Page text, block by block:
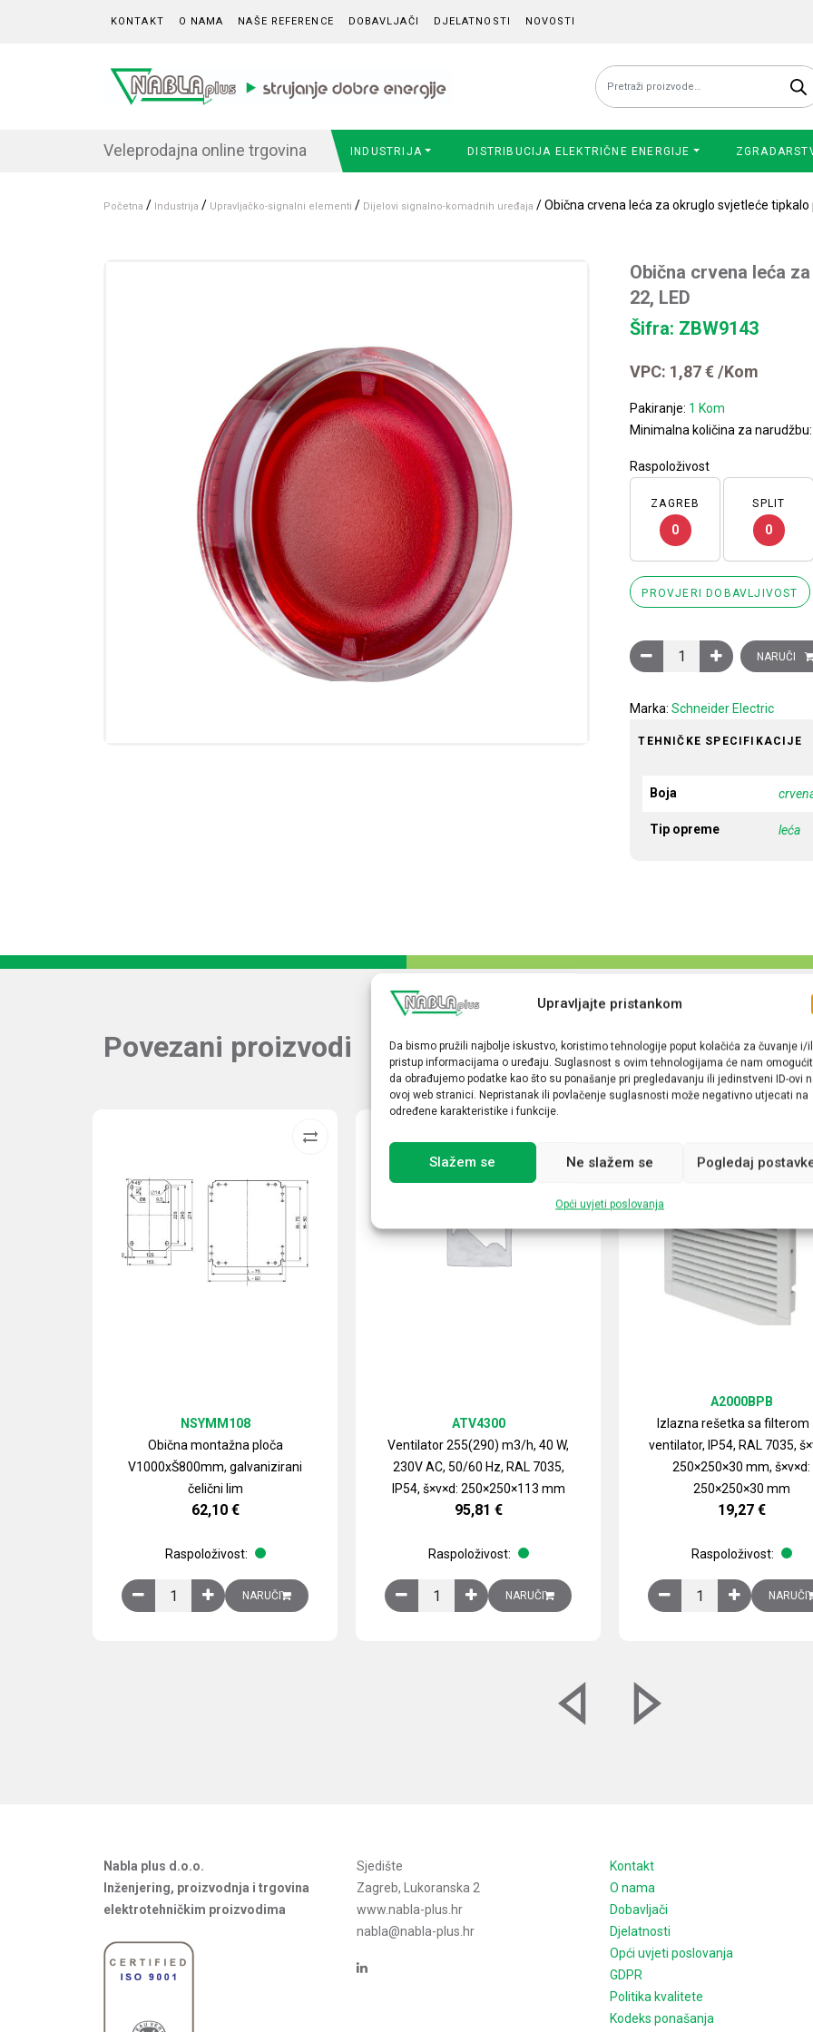
Upravljajte pristankom
Da bismo pružili najbolje iskustvo, koristimo tehnologije poput kolačića za čuvanje i/
pristup informacijama o uređaju. Suglasnost s ovim tehnologijama će nam
da obrađujemo podatke kao što su ponašanje pri pregledavanju ili jedinstveni ID-ovi
ovoj web stranici. Nepristanak ili povlačenje suglasnosti može negativno utjecati na
određene karakteristike i funkcije.
Slažem se Ne slažem se Pogledaj
Opći uvjeti poslovanja
KONTAKT O NAMA NAŠE REFERENCE DOBAVLJAČI DJELATNOSTI NOVOSTI
Pretraži:
Veleprodajna online trgovina INDUSTRIJA DISTRIBUCIJA ELEKTRIČNE ENERGIJE
Početna / Industrija / Upravljačko-signalni elementi / Dijelovi signalno-komadnih uređaja / Obična crvena leća za okruglo svjetleće tipkalo
Obična crvena leća
22, LED
Šifra: ZBW9143
VPC: 1,87€ /Kom
Pakiranje: 1 Kom
Minimalna količina za narudžbu:
Raspoloživost
ZAGREB
0
SPLIT
0
PROVJERI DOBAVLJIVOST
Obična crvena leća za
NARUČI
Marka:Schneider Electric
TEHNIČKE SPECIFIKACIJE
Boja
Tip opreme leća
Povezani proizvodi
Obična montažna ploča
V1000xŠ800mm, galvanizirani
čelični lim
NSYMM108
62,10 €
Raspoloživost:
Obična montažna ploča V1000xŠ800mm, galvanizirani čelični lim količina
NARUČI
Ventilator 255(290) m3/h, 40 W,
230V AC, 50/60 Hz, RAL 7035,
IP54, š×v×d: 250×250×113 mm
ATV4300
95,81 €
Raspoloživost:
Ventilator 255(290) m3/h, 40 W, 230V AC, 50/60 Hz, RAL 7035,
NARUČI
Izlazna rešetka sa filterom
ventilator, IP54, RAL 7035,
250×250×30 mm, š×v×d:
250×250×30 mm
A2000BPB
19,27 €
Raspoloživost:
Izlazna rešetka saNARUČI
Nabla plus d.o.o.
Inženjering, proizvodnja i trgovina
elektrotehničkim proizvodima
Sjedište
Zagreb, Lukoranska 2
www.nabla-plus.hr
nabla@nabla-plus.hr
Kontakt
O nama
Dobavljači
Djelatnosti
Opći uvjeti poslovanja
GDPR
Politika kvalitete
Kodeks ponašanja